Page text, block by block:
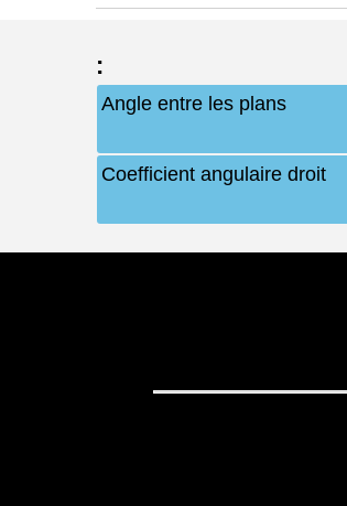
:
Angle entre les plans
Coefficient angulaire droit